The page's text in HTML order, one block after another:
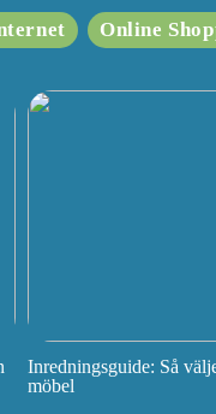
Online
Inredningsguide: Så
möbel